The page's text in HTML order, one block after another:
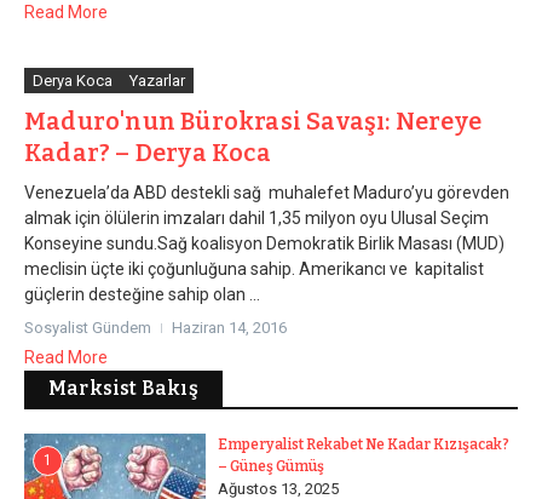
Read More
Derya Koca Yazarlar
Maduro'nun Bürokrasi Savaşı: Nereye
Kadar? – Derya Koca
Venezuela’da ABD destekli sağ muhalefet Maduro’yu görevden
almak için ölülerin imzaları dahil 1,35 milyon oyu Ulusal Seçim
Konseyine sundu.Sağ koalisyon Demokratik Birlik Masası (MUD)
meclisin üçte iki çoğunluğuna sahip. Amerikancı ve kapitalist
güçlerin desteğine sahip olan ...
Sosyalist Gündem Haziran 14, 2016
Read More
Marksist Bakış
1
Emperyalist Rekabet Ne Kadar Kızışacak?
– Güneş Gümüş
Ağustos 13, 2025